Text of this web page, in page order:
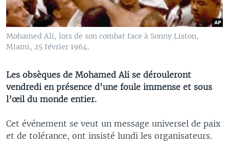
Mohamed Ali, lors de son combat face à Sonny Liston,
Miami, 25 février 1964.
Les obsèques de Mohamed Ali se dérouleront
vendredi en présence d'une foule immense et sous
l’œil du monde entier.
Cet événement se veut un message universel de paix
et de tolérance, ont insisté lundi les organisateurs.